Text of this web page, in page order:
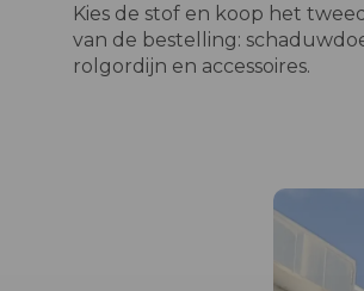
Kies de stof en koop het
van de bestelling:
rolgordijn en accessoires.